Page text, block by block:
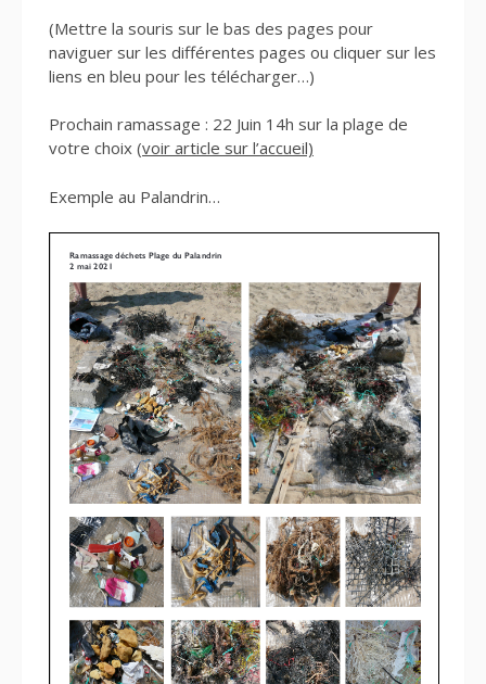
(Mettre la souris sur le bas des pages pour
naviguer sur les différentes pages ou cliquer sur les
liens en bleu pour les télécharger…)
Prochain ramassage : 22 Juin 14h sur la plage de
votre choix (voir article sur l’accueil)
Exemple au Palandrin…